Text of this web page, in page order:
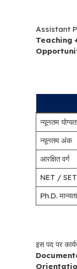
Assistant
Teaching
न्यूनतम
न्यूनतम अंक
आरक्षित वर्ग
NET /
Ph.D. मान्यता
इस पद पर